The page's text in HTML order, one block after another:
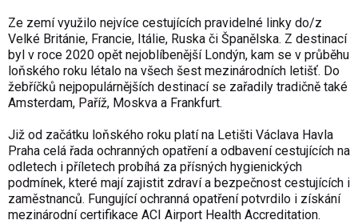
Ze zemí využilo nejvíce cestujících pravidelné linky do/z
Velké Británie, Francie, Itálie, Ruska či Španělska. Z destinací
byl v roce 2020 opět nejoblíbenější Londýn, kam se v průběhu
loňského roku létalo na všech šest mezinárodních letišť. Do
žebříčků nejpopulárnějších destinací se zařadily tradičně také
Amsterdam, Paříž, Moskva a Frankfurt.
Již od začátku loňského roku platí na Letišti Václava Havla
Praha celá řada ochranných opatření a odbavení cestujících na
odletech i příletech probíhá za přísných hygienických
podmínek, které mají zajistit zdraví a bezpečnost cestujících i
zaměstnanců. Fungující ochranná opatření potvrdilo i získání
mezinárodní certifikace ACI Airport Health Accreditation.